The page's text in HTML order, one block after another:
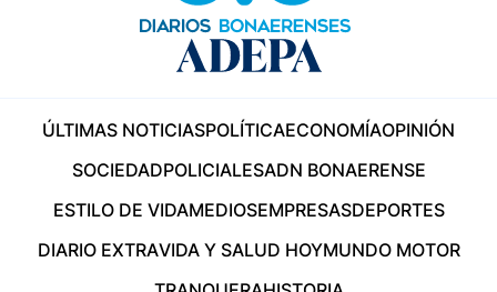
ÚLTIMAS NOTICIASPOLÍTICAECONOMÍAOPINIÓN
SOCIEDADPOLICIALESADN BONAERENSE
ESTILO DE VIDAMEDIOSEMPRESASDEPORTES
DIARIO EXTRAVIDA Y SALUD HOYMUNDO MOTOR